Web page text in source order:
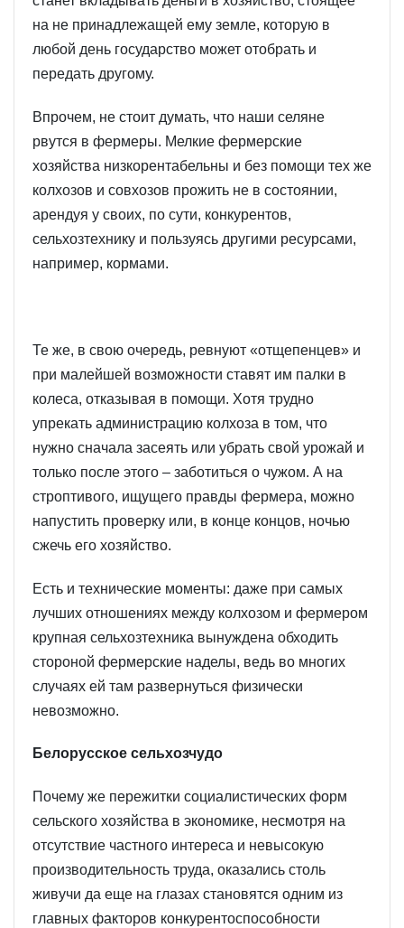
на не принадлежащей ему земле, которую в
любой день государство может отобрать и
передать другому.
Впрочем, не стоит думать, что наши селяне
рвутся в фермеры. Мелкие фермерские
хозяйства низкорентабельны и без помощи тех же
колхозов и совхозов прожить не в состоянии,
арендуя у своих, по сути, конкурентов,
сельхозтехнику и пользуясь другими ресурсами,
например, кормами.
Те же, в свою очередь, ревнуют «отщепенцев» и
при малейшей возможности ставят им палки в
колеса, отказывая в помощи. Хотя трудно
упрекать администрацию колхоза в том, что
нужно сначала засеять или убрать свой урожай и
только после этого – заботиться о чужом. А на
строптивого, ищущего правды фермера, можно
напустить проверку или, в конце концов, ночью
сжечь его хозяйство.
Есть и технические моменты: даже при самых
лучших отношениях между колхозом и фермером
крупная сельхозтехника вынуждена обходить
стороной фермерские наделы, ведь во многих
случаях ей там развернуться физически
невозможно.
Белорусское сельхозчудо
Почему же пережитки социалистических форм
сельского хозяйства в экономике, несмотря на
отсутствие частного интереса и невысокую
производительность труда, оказались столь
живучи да еще на глазах становятся одним из
главных факторов конкурентоспособности